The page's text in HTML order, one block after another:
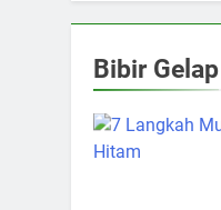
Bibir Gelap